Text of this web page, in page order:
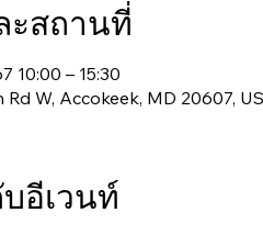
ะสถานที่
10:00 – 15:30
W, Accokeek, MD 20607,
อีเวนท์